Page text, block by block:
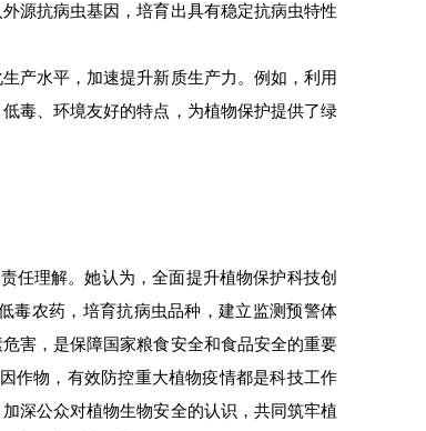
源抗病虫基因，培育出具有稳定抗病虫特性
产水平，加速提升新质生产力。例如，利用
毒、环境友好的特点，为植物保护提供了绿
任理解。她认为，全面提升植物保护科技创
毒农药，培育抗病虫品种，建立监测预警体
害，是保障国家粮食安全和食品安全的重要
作物，有效防控重大植物疫情都是科技工作
深公众对植物生物安全的认识，共同筑牢植